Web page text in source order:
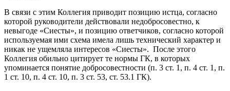
В связи с этим Коллегия приводит позицию истца, согласно
которой руководители действовали недобросовестно, к
невыгоде «Сиесты», и позицию ответчиков, согласно которой
используемая ими схема имела лишь технический характер и
никак не ущемляла интересов «Сиесты». После этого
Коллегия обильно цитирует те нормы ГК, в которых
упоминается понятие добросовестности (п. 3 ст. 1, п. 4 ст. 1, п.
1 ст. 10, п. 4 ст. 10, п. 3 ст. 53, ст. 53.1 ГК).